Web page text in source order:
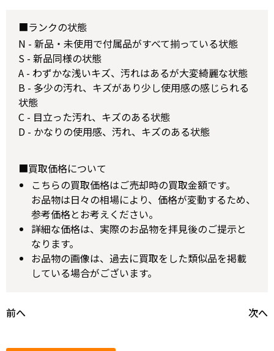
■ランクの状態
N - 新品・未使用で付属品がすべて揃っている状態
S - 新品同様の状態
A - わずかな浅いキズ、汚れはあるが大変綺麗な状態
B - 多少の汚れ、キズがあり少し使用感の感じられる
状態
C - 目立った汚れ、キズのある状態
D - かなりの使用感、汚れ、キズのある状態
■買取価格について
こちらの買取価格はご売却時の買取金額です。
お品物は日々の相場により、価格が変動するため、
参考価格とお考えください。
詳細な価格は、実際のお品物を拝見後のご提示と
なります。
お品物の画像は、過去に買取をした類似品を掲載
している場合がございます。
前へ 次へ